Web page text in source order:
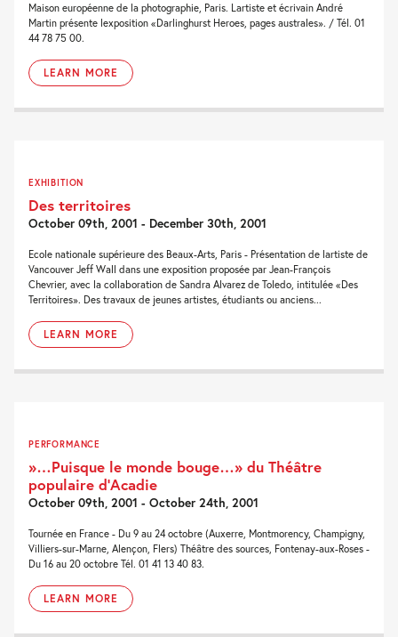
Maison européenne de la photographie, Paris. Lartiste et écrivain André
Martin présente lexposition «Darlinghurst Heroes, pages australes». / Tél. 01
44 78 75 00.
LEARN MORE
EXHIBITION
Des territoires
October 09th, 2001 - December 30th, 2001
Ecole nationale supérieure des Beaux-Arts, Paris - Présentation de lartiste de
Vancouver Jeff Wall dans une exposition proposée par Jean-François
Chevrier, avec la collaboration de Sandra Alvarez de Toledo, intitulée «Des
Territoires». Des travaux de jeunes artistes, étudiants ou anciens...
LEARN MORE
PERFORMANCE
»…Puisque le monde bouge…» du Théâtre
populaire d’Acadie
October 09th, 2001 - October 24th, 2001
Tournée en France - Du 9 au 24 octobre (Auxerre, Montmorency, Champigny,
Villiers-sur-Marne, Alençon, Flers) Théâtre des sources, Fontenay-aux-Roses -
Du 16 au 20 octobre Tél. 01 41 13 40 83.
LEARN MORE